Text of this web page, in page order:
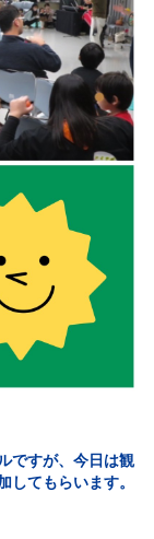
ですが、今日は観
てもらいます。